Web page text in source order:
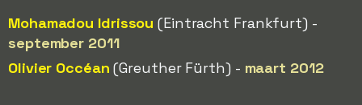
Mohamadou Idrissou (Eintracht Frankfurt) -
september 2011
Olivier Occéan (Greuther Fürth) - maart 2012